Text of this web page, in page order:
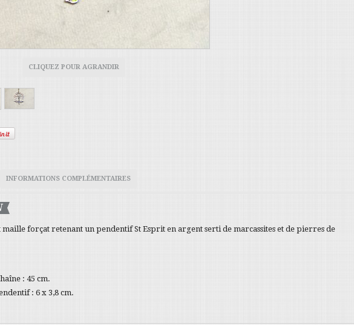
CLIQUEZ POUR AGRANDIR
INFORMATIONS COMPLÉMENTAIRES
maille forçat retenant un pendentif St Esprit en argent serti de marcassites et de pierres de
: 45 cm.
: 6 x 3,8 cm.